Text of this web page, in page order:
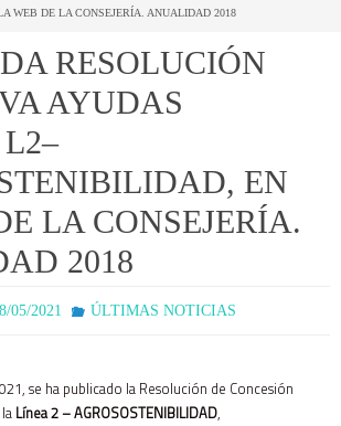
WEB DE LA CONSEJERÍA. ANUALIDAD 2018
RESOLUCIÓN
AYUDAS
EN
LA CONSEJERÍA.
2018
05/2021 ÚLTIMAS NOTICIAS
se ha publicado la Resolución de Concesión
Línea 2 – AGROSOSTENIBILIDAD,